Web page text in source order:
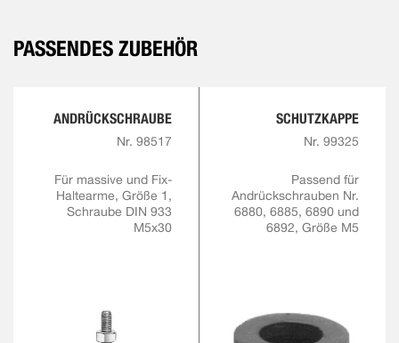
PASSENDES ZUBEHÖR
ANDRÜCKSCHRAUBE
Nr. 98517
Für massive und Fix-
Haltearme, Größe 1,
Schraube DIN 933
M5x30
SCHUTZKAPPE
Nr. 99325
Passend für
Andrückschrauben Nr.
6880, 6885, 6890 und
6892, Größe M5